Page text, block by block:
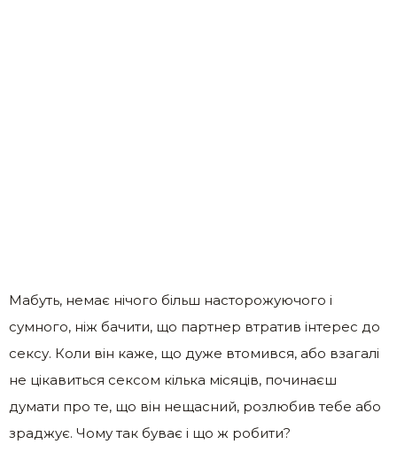
Мабуть, немає нічого більш насторожуючого і
сумного, ніж бачити, що партнер втратив інтерес до
сексу. Коли він каже, що дуже втомився, або взагалі
не цікавиться сексом кілька місяців, починаєш
думати про те, що він нещасний, розлюбив тебе або
зраджує. Чому так буває і що ж робити?